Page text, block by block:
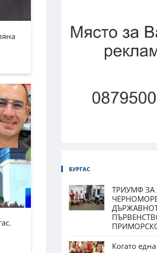
БУРГАС
ТРИУМФ ЗА
Когато